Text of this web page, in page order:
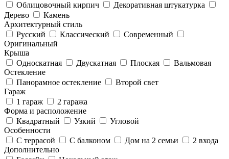
Облицовочный кирпич
Декоративная штукатурка
Дерево
Камень
Архитектурный стиль
Русский
Классический
Современный
Оригинальный
Крыша
Односкатная
Двускатная Плоская
Вальмовая
Остекление
Панорамное остекление
Второй свет
Гараж
1 гараж
2 гаража
Форма и расположение
Квадратный
Узкий
Угловой
Особенности
С террасой
С балконом Дом на 2 семьи
2 входа
Дополнительно